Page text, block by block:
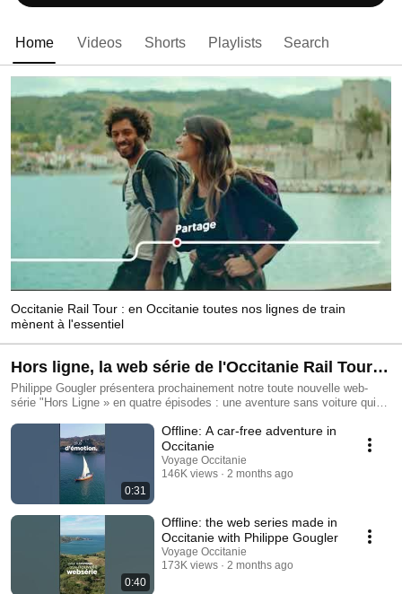
Home Videos Shorts Playlists Search
Occitanie Rail Tour : en Occitanie toutes nos lignes de train
mènent à l'essentiel
Hors ligne, la web série de l'Occitanie Rail Tour
(2026)
Philippe Gougler présentera prochainement notre toute nouvelle web-
série "Hors Ligne » en quatre épisodes : une aventure sans voiture qui
0:31
Offline: A car-free adventure in
Occitanie
Voyage Occitanie
146K views
2 months ago
0:40
Offline: the web series made in
Occitanie with Philippe Gougler
Voyage Occitanie
173K views
2 months ago